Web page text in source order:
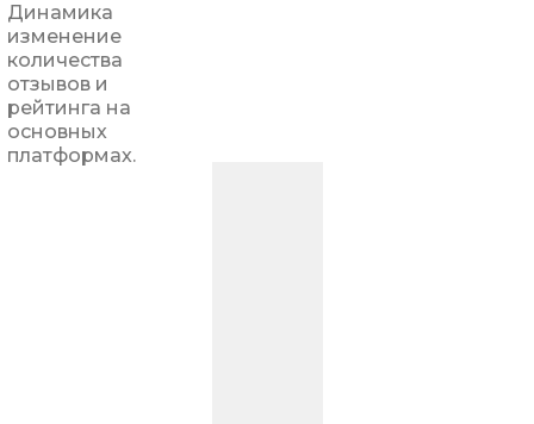
Динамика
изменение
количества
отзывов и
рейтинга на
основных
платформах.